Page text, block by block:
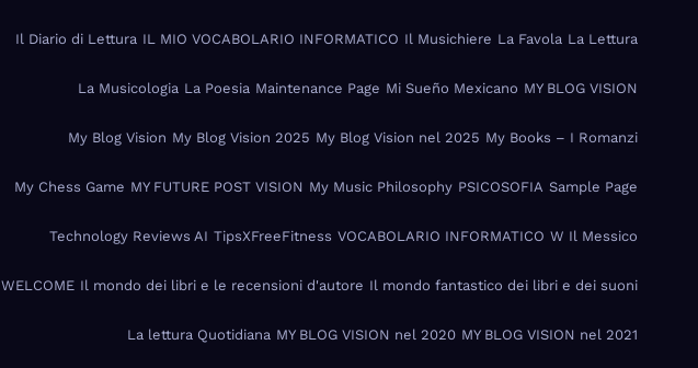
Il Diario di Lettura IL MIO VOCABOLARIO INFORMATICO Il Musichiere La Favola La Lettura
La Musicologia La Poesia Maintenance Page Mi Sueño Mexicano MY BLOG VISION
My Blog Vision My Blog Vision 2025 My Blog Vision nel 2025 My Books – I Romanzi
My Chess Game MY FUTURE POST VISION My Music Philosophy PSICOSOFIA Sample Page
Technology Reviews AI TipsXFreeFitness VOCABOLARIO INFORMATICO W Il Messico
WELCOME Il mondo dei libri e le recensioni d'autore Il mondo fantastico dei libri e dei suoni
La lettura Quotidiana MY BLOG VISION nel 2020 MY BLOG VISION nel 2021